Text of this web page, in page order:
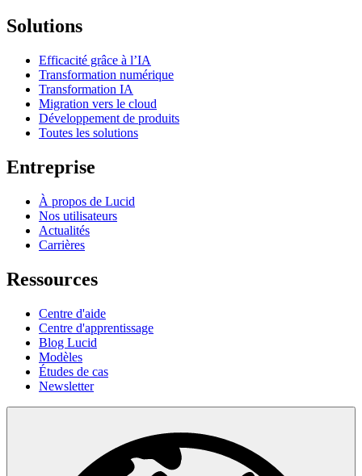
Solutions
Efficacité grâce à l’IA
Transformation numérique
Transformation IA
Migration vers le cloud
Développement de produits
Toutes les solutions
Entreprise
À propos de Lucid
Nos utilisateurs
Actualités
Carrières
Ressources
Centre d'aide
Centre d'apprentissage
Blog Lucid
Modèles
Études de cas
Newsletter